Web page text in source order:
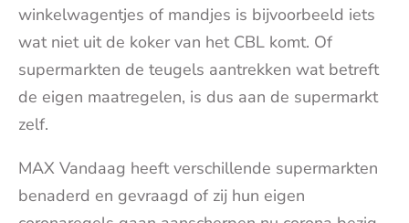
winkelwagentjes of mandjes is bijvoorbeeld iets
wat niet uit de koker van het CBL komt. Of
supermarkten de teugels aantrekken wat betreft
de eigen maatregelen, is dus aan de supermarkt
zelf.
MAX Vandaag heeft verschillende supermarkten
benaderd en gevraagd of zij hun eigen